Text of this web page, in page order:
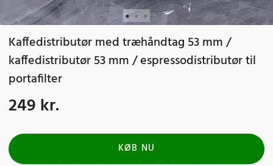
Kaffedistributør med træhåndtag 53 mm /
kaffedistributør 53 mm / espressodistributør til
portafilter
Pris:249 kr.
249 kr.
KØB NU